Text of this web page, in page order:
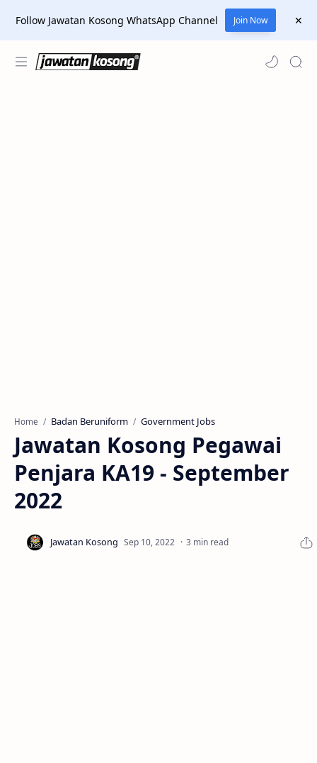
Follow Jawatan Kosong WhatsApp Channel Join Now
Home Badan Beruniform Government Jobs
Jawatan Kosong Pegawai
Penjara KA19 - September
2022
3 min read